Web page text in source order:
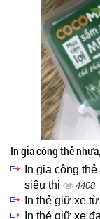
In gia công thẻ
In gia công
siêu thị
4408
In thẻ giữ xe
In thẻ giữ xe